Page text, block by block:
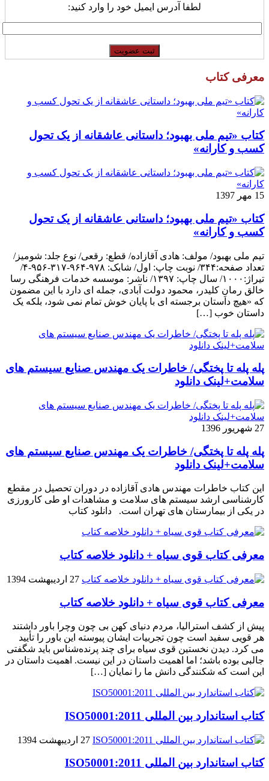
لطفا آدرس ایمیل خود را وارد کنید:
معرفی کتاب
کتاب «تیم ملی بهبود؛ داستانی عاشقانه از یک تحول
کسب و کارانه»
15 مهر 1397
کتاب «تیم ملی بهبود؛ داستانی عاشقانه از یک تحول
کسب و کارانه»
تیم ملی بهبود/ مولف: هادی آقازاده/ قطع: رقعی/ نوع جلد: شومیز/
تعداد صفحه:۳۴۴/ نوبت چاپ: اول/ شابک: ۹۷۸-۹۶۴-۳۱۷-۹۵۶-۴/
تیراژ:۱۰۰۰/ سال چاپ: ۱۳۹۷/ ناشر: موسسه خدمات فرهنگی رسا
خالق رمانِ کلیدر، محمود دولت آبادی، جمله ای دارد با این مضمون
که «هیچ داستان برجسته ای با پایان خوش تمام نمی شود، بلکه یک
داستان خوب […]
پله پله تا پختگی/ خاطرات یک مهندس صنایع سیستم های
سلامت+لینک دانلود
27 شهریور 1396
پله پله تا پختگی/ خاطرات یک مهندس صنایع سیستم های
سلامت+لینک دانلود
این کتاب خاطرات مهندس هادی آقازاده در دوران تحصیل در مقطع
کارشناسی ارشد سیستم های سلامت و مشاهدات او طی کارورزی
در یکی از بیمارستان های تهران است. دانلود کتاب
معرفی کتاب قوی سیاه + دانلود خلاصه کتاب
27 اردیبهشت 1394
معرفی کتاب قوی سیاه + دانلود خلاصه کتاب
پیش از کشف استرالیا، مردم دنیاى کهن بی چون وچرا باور داشتند
هر قویى سفید است چون تجربیات ایشان پیوسته این باور را تأیید
می کرد. دیدن نخستین قوى سیاه براى چند پرنده‌شناس باید شگفتى
جالبى بوده باشد؛ اما اهمیت داستان در این نیست. اهمیت داستان در
این است که شکنندگى دانش ما را نمایان […]
کتاب استاندارد بین المللی ISO50001:2011
27 اردیبهشت 1394
کتاب استاندارد بین المللی ISO50001:2011